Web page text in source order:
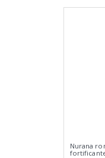
Nurana